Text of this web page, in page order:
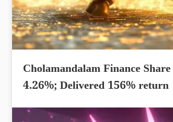
Cholamandalam Finance
4.26%; Delivered 156% return